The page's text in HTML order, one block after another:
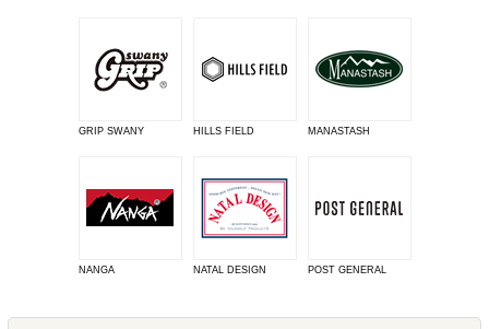
GRIP SWANY HILLS FIELD MANASTASH
NANGA NATAL DESIGN POST GENERAL